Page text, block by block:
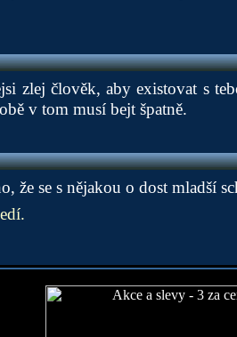
zlej člověk, aby existovat s
v tom musí bejt špatně.
že se s nějakou o dost mladší